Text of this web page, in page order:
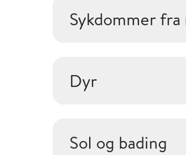
Sykdommer
Dyr
Sol og bading